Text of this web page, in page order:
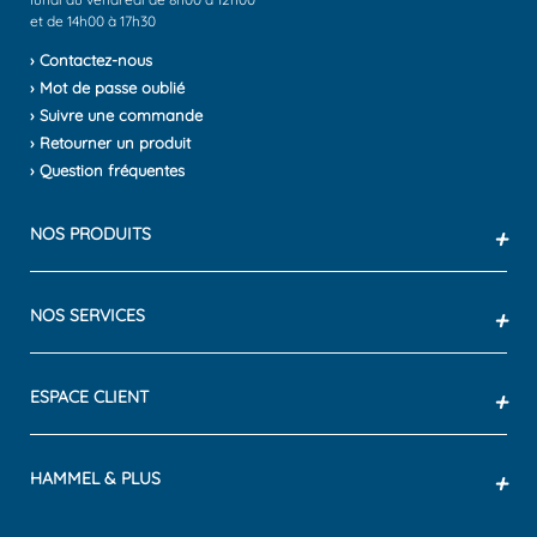
et de 14h00 à 17h30
› Contactez-nous
› Mot de passe oublié
› Suivre une commande
› Retourner un produit
› Question fréquentes
NOS PRODUITS +
NOS SERVICES +
ESPACE CLIENT +
HAMMEL & PLUS +